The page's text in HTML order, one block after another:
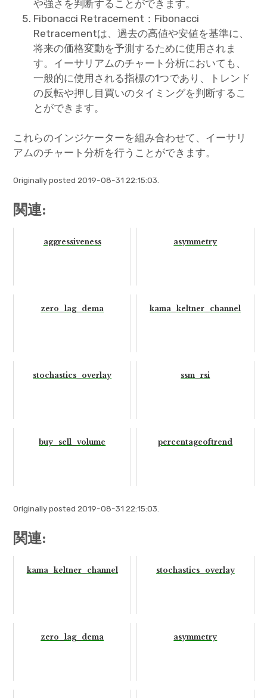
や強さを判断することができます。
Fibonacci Retracement：Fibonacci
Retracementは、過去の高値や安値を基準に、
将来の価格変動を予測するために使用されま
す。イーサリアムのチャート分析においても、
一般的に使用される指標の1つであり、トレンド
の反転や押し目買いのタイミングを判断するこ
とができます。
これらのインジケーターを組み合わせて、イーサリ
アムのチャート分析を行うことができます。
Originally posted 2019-08-31 22:15:03.
関連:
aggressiveness asymmetry
zero_lag_dema kama_keltner_channel
stochastics_overlay ssm_rsi
buy_sell_volume percentageoftrend
Originally posted 2019-08-31 22:15:03.
関連:
kama_keltner_channel stochastics_overlay
zero_lag_dema asymmetry